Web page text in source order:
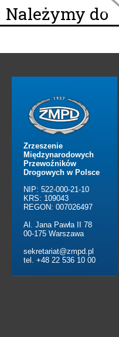
Należymy do
Zrzeszenie
Międzynarodowych
Przewoźników
Drogowych w Polsce
NIP: 522-000-21-10
KRS: 109043
REGON: 007026497
Al. Jana Pawła II 78
00-175 Warszawa
sekretariat@zmpd.pl
tel. +48 22 536 10 00